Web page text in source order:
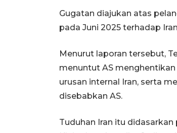
Gugatan diajukan atas
pada Juni 2025 terhadap
Menurut laporan tersebut,
menuntut AS
urusan internal Iran, serta
disebabkan AS.
Tuduhan Iran itu didasarkan